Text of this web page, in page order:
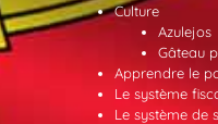
Culture
Azulejos
Gâteau
Apprendre le
Le système
Le système de